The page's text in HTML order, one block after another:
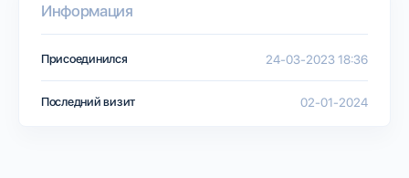
Информация
Присоединился 24-03-2023 18:36
Последний визит 02-01-2024